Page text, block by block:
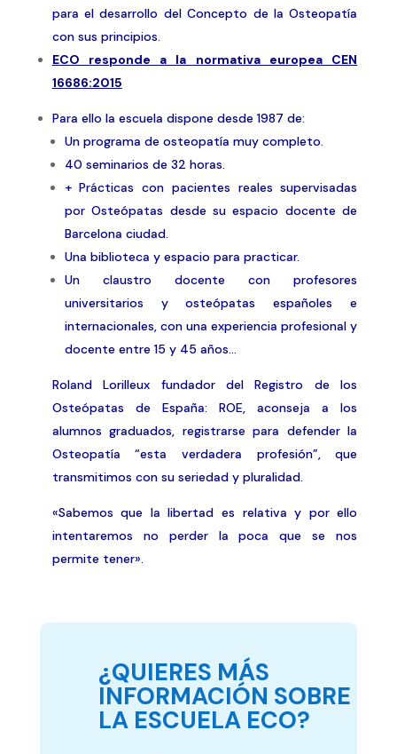
para el desarrollo del Concepto de la Osteopatía
con sus principios.
ECO responde a la normativa europea CEN
16686:2015
Para ello la escuela dispone desde 1987 de:
Un programa de osteopatía muy completo.
40 seminarios de 32 horas.
+ Prácticas con pacientes reales supervisadas
por Osteópatas desde su espacio docente de
Barcelona ciudad.
Una biblioteca y espacio para practicar.
Un claustro docente con profesores
universitarios y osteópatas españoles e
internacionales, con una experiencia profesional y
docente entre 15 y 45 años…
Roland Lorilleux fundador del Registro de los
Osteópatas de España: ROE, aconseja a los
alumnos graduados, registrarse para defender la
Osteopatía “esta verdadera profesión”, que
transmitimos con su seriedad y pluralidad.
«Sabemos que la libertad es relativa y por ello
intentaremos no perder la poca que se nos
permite tener».
¿QUIERES MÁS
INFORMACIÓN SOBRE
LA ESCUELA ECO?